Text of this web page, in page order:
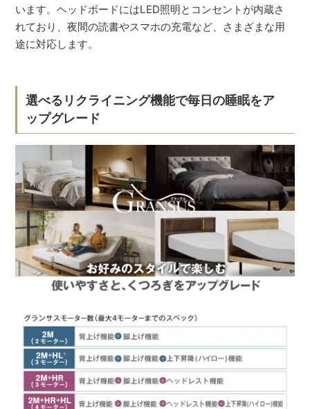
います。ヘッドボードにはLED照明とコンセントが内蔵さ
れており、夜間の読書やスマホの充電など、さまざまな用
途に対応します。
選べるリクライニング機能で毎日の睡眠をア
ップグレード